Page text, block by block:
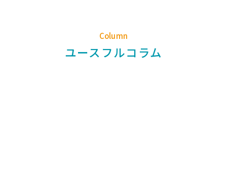
Column
ユースフルコラム